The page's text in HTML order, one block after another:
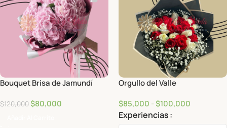
Bouquet Brisa de Jamundí
$120,000$80,000
Orgullo del Valle
$85,000 -$100,000
Experiencias